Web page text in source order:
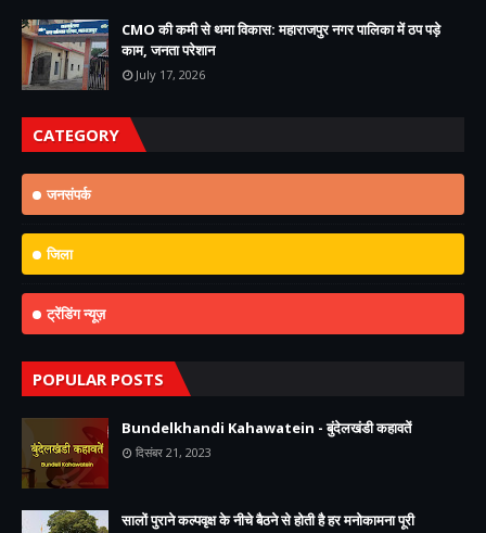
CMO की कमी से थमा विकास: महाराजपुर नगर पालिका में ठप पड़े
काम, जनता परेशान
July 17, 2026
CATEGORY
जनसंपर्क
जिला
ट्रेंडिंग न्यूज़
POPULAR POSTS
Bundelkhandi Kahawatein - बुंदेलखंडी कहावतें
दिसंबर 21, 2023
सालों पुराने कल्पवृक्ष के नीचे बैठने से होती है हर मनोकामना पूरी